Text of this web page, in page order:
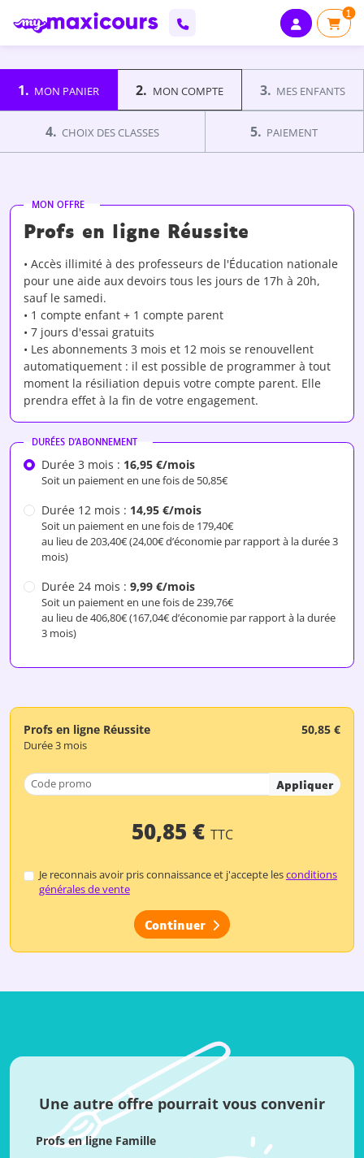
1
1. MON PANIER 2. MON COMPTE 3. MES ENFANTS
4. CHOIX DES CLASSES 5. PAIEMENT
MON OFFRE
Profs en ligne Réussite
• Accès illimité à des professeurs de l'Éducation nationale
pour une aide aux devoirs tous les jours de 17h à 20h,
sauf le samedi.
• 1 compte enfant + 1 compte parent
• 7 jours d'essai gratuits
• Les abonnements 3 mois et 12 mois se renouvellent
automatiquement : il est possible de programmer à tout
moment la résiliation depuis votre compte parent. Elle
prendra effet à la fin de votre engagement.
DURÉES D'ABONNEMENT
Durée 3 mois : 16,95 €/mois
Soit un paiement en une fois de 50,85€
Durée 12 mois : 14,95 €/mois
Soit un paiement en une fois de 179,40€
au lieu de 203,40€ (24,00€ d’économie par rapport à la durée 3
mois)
Durée 24 mois : 9,99 €/mois
Soit un paiement en une fois de 239,76€
au lieu de 406,80€ (167,04€ d’économie par rapport à la durée
3 mois)
Profs en ligne Réussite 50,85 €
Durée 3 mois
Appliquer
50,85 € TTC
Je reconnais avoir pris connaissance et j'accepte lesconditions
générales de vente
Continuer
Une autre offre pourrait vous convenir
Profs en ligne Famille